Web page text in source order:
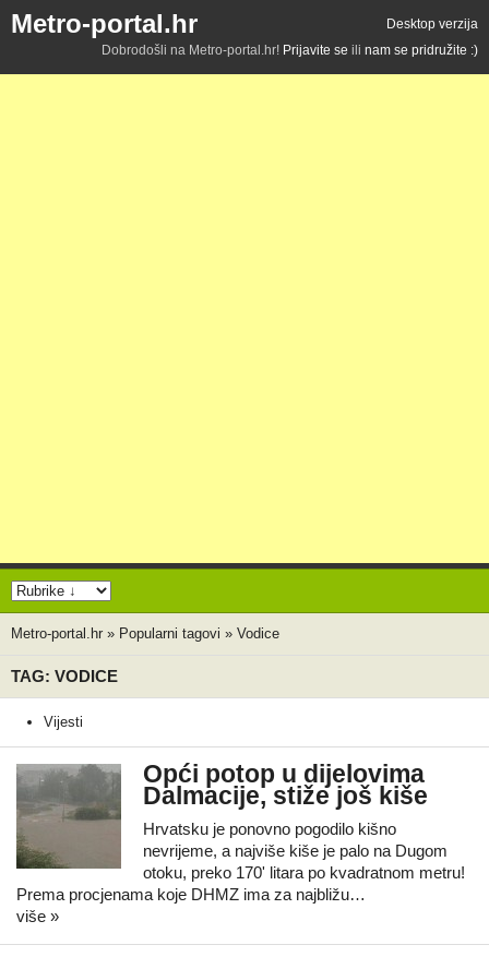
Metro-portal.hr
Desktop verzija
Dobrodošli na Metro-portal.hr! Prijavite se ili nam se pridružite :)
Metro-portal.hr » Popularni tagovi » Vodice
TAG: VODICE
Vijesti
Opći potop u dijelovima
Dalmacije, stiže još kiše
Hrvatsku je ponovno pogodilo kišno
nevrijeme, a najviše kiše je palo na Dugom
otoku, preko 170' litara po kvadratnom metru!
Prema procjenama koje DHMZ ima za najbližu…
više »